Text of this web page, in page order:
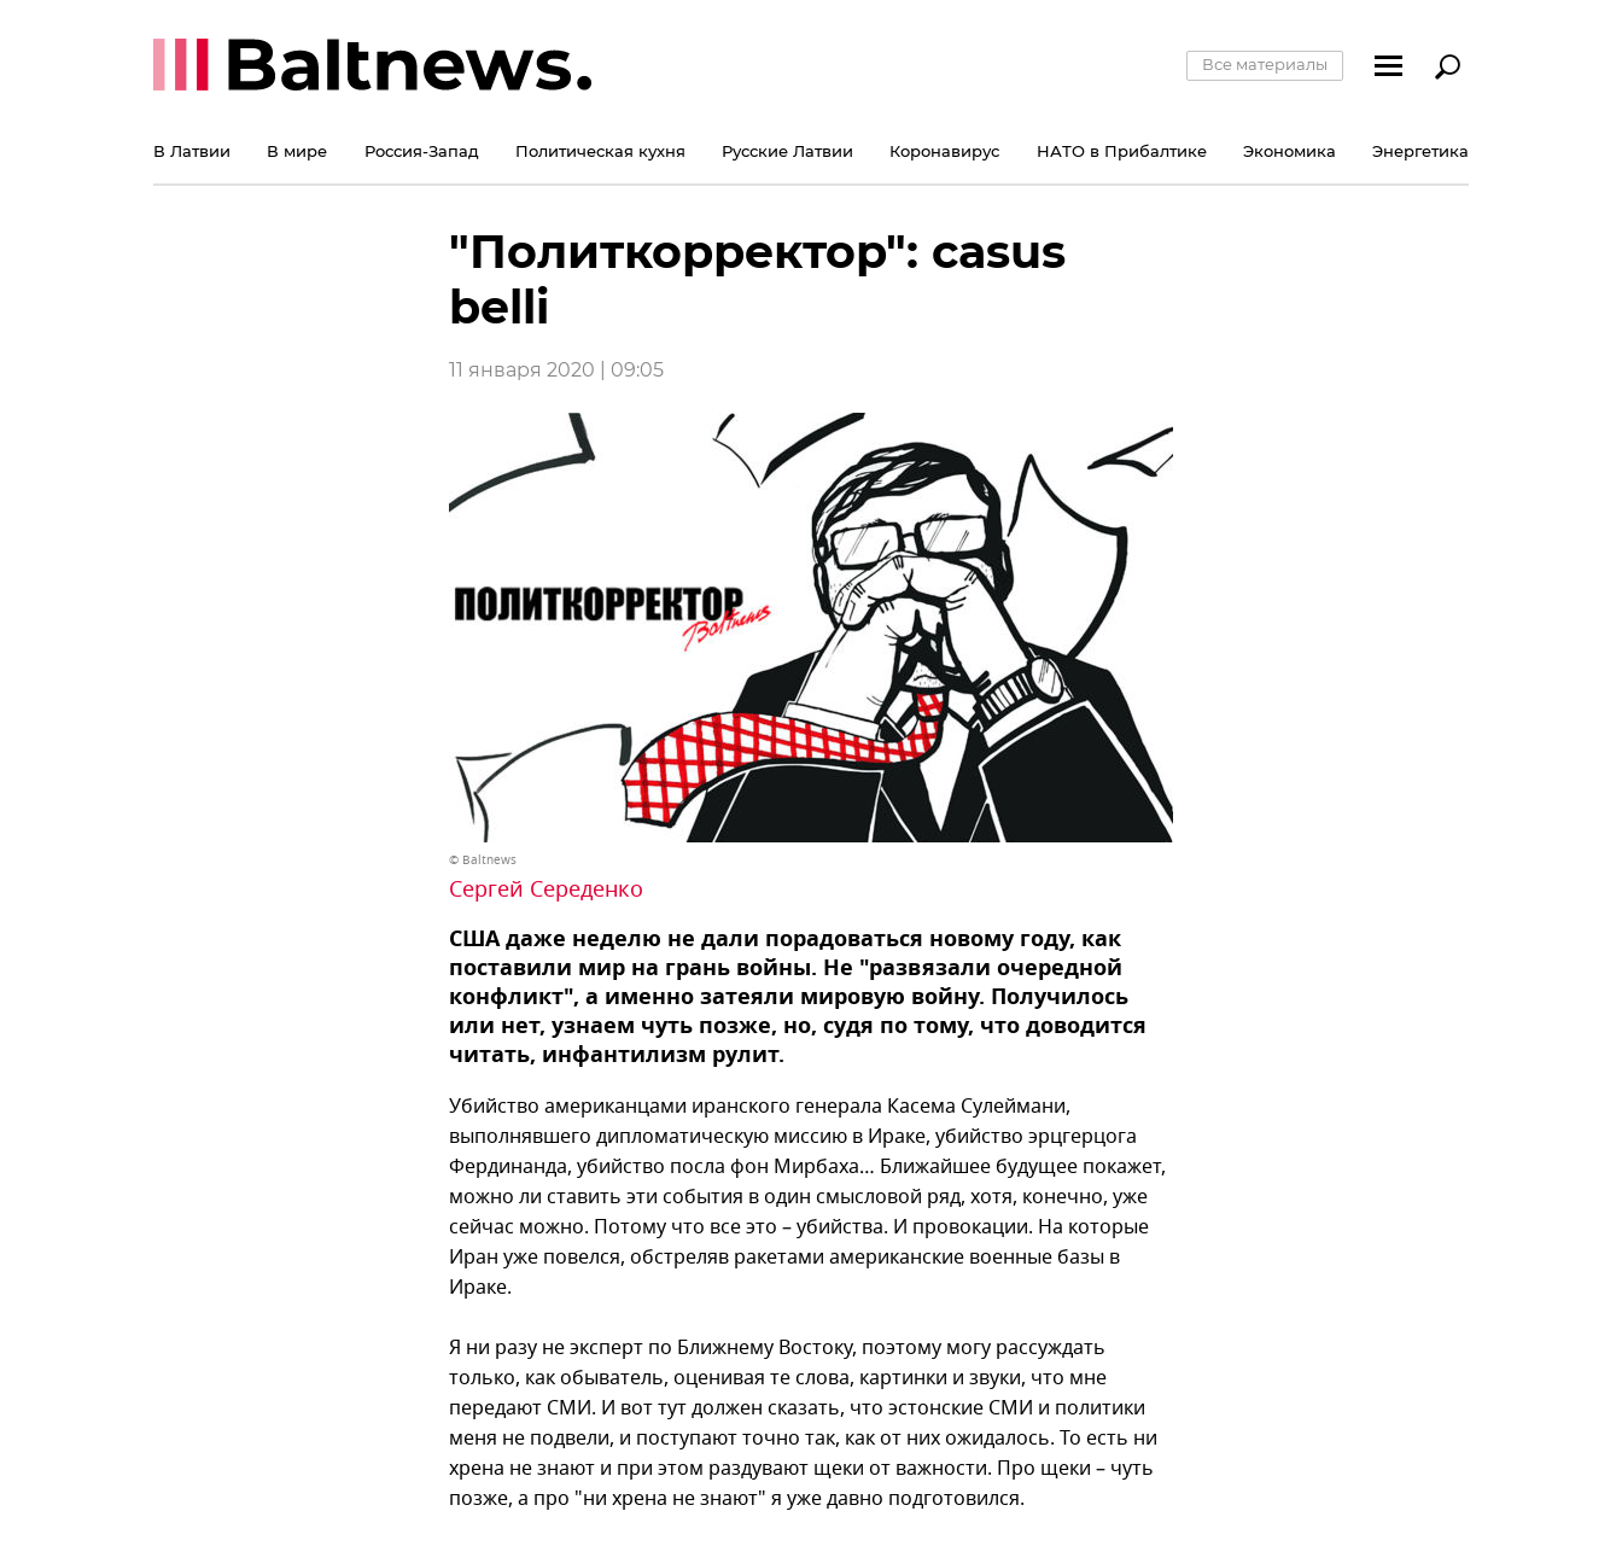
Все материалы
В Латвии В мире Россия-Запад Политическая кухня Русские Латвии Коронавирус НАТО в Прибалтике Экономика Энергетика
"Политкорректор": casus
belli
11 января 2020 | 09:05
© Baltnews
Сергей Середенко
США даже неделю не дали порадоваться новому году, как
поставили мир на грань войны. Не "развязали очередной
конфликт", а именно затеяли мировую войну. Получилось
или нет, узнаем чуть позже, но, судя по тому, что доводится
читать, инфантилизм рулит.
Убийство американцами иранского генерала Касема Сулеймани,
выполнявшего дипломатическую миссию в Ираке, убийство эрцгерцога
Фердинанда, убийство посла фон Мирбаха… Ближайшее будущее покажет,
можно ли ставить эти события в один смысловой ряд, хотя, конечно, уже
сейчас можно. Потому что все это – убийства. И провокации. На которые
Иран уже повелся, обстреляв ракетами американские военные базы в
Ираке.
Я ни разу не эксперт по Ближнему Востоку, поэтому могу рассуждать
только, как обыватель, оценивая те слова, картинки и звуки, что мне
передают СМИ. И вот тут должен сказать, что эстонские СМИ и политики
меня не подвели, и поступают точно так, как от них ожидалось. То есть ни
хрена не знают и при этом раздувают щеки от важности. Про щеки – чуть
позже, а про "ни хрена не знают" я уже давно подготовился.